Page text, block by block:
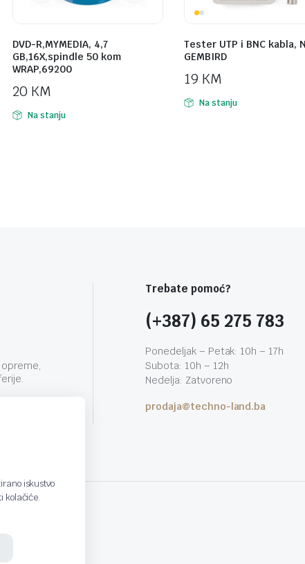
DVD-R,MYMEDIA, 4,7
GB,16X,spindle 50 kom
WRAP,69200
20 KM
Na stanju
Tester UTP i BNC kabla,
GEMBIRD
19 KM
Na stanju
Trebate pomoć?
(+387) 65 275 783
Ponedeljak – Petak: 10h – 17h
Subota: 10h – 12h
Nedelja: Zatvoreno
prodaja@techno-land.ba
iskustvo
kolačiće.